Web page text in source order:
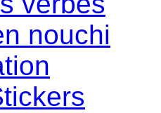
nouchi